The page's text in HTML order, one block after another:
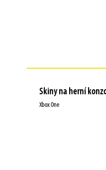
Skiny na herní
Xbox One